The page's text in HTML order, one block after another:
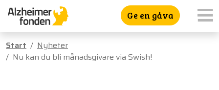
Ge en gåva
Start
Nyheter
Nu kan du bli månadsgivare via Swish!